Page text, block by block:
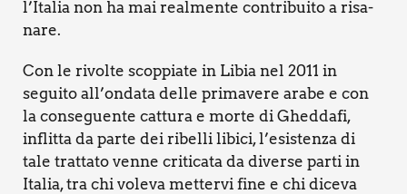
l’Italia non ha mai real­men­te con­tri­bui­to a risa­
na­re.
Con le rivol­te scop­pia­te in Libia nel 2011 in
segui­to all’ondata del­le pri­ma­ve­re ara­be e con
la con­se­guen­te cat­tu­ra e mor­te di Ghed­da­fi,
inflit­ta da par­te dei ribel­li libi­ci, l’esistenza di
tale trat­ta­to ven­ne cri­ti­ca­ta da diver­se par­ti in
Ita­lia, tra chi vole­va met­ter­vi fine e chi dice­va